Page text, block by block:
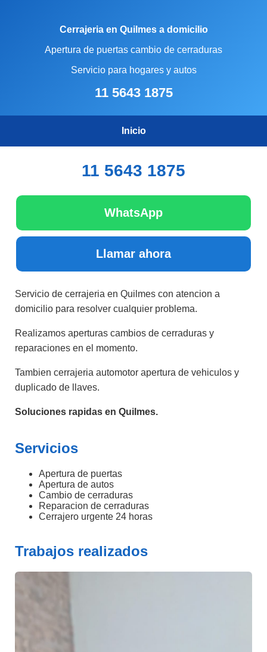
Cerrajeria en Quilmes a domicilio
Apertura de puertas cambio de cerraduras
Servicio para hogares y autos
11 5643 1875
Inicio
11 5643 1875
WhatsApp
Llamar ahora
Servicio de cerrajeria en Quilmes con atencion a
domicilio para resolver cualquier problema.
Realizamos aperturas cambios de cerraduras y
reparaciones en el momento.
Tambien cerrajeria automotor apertura de vehiculos y
duplicado de llaves.
Soluciones rapidas en Quilmes.
Servicios
Apertura de puertas
Apertura de autos
Cambio de cerraduras
Reparacion de cerraduras
Cerrajero urgente 24 horas
Trabajos realizados